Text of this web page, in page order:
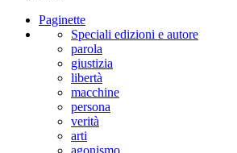
Paginette
Speciali edizioni e autore
parola
giustizia
libertà
macchine
persona
verità
arti
agonismo